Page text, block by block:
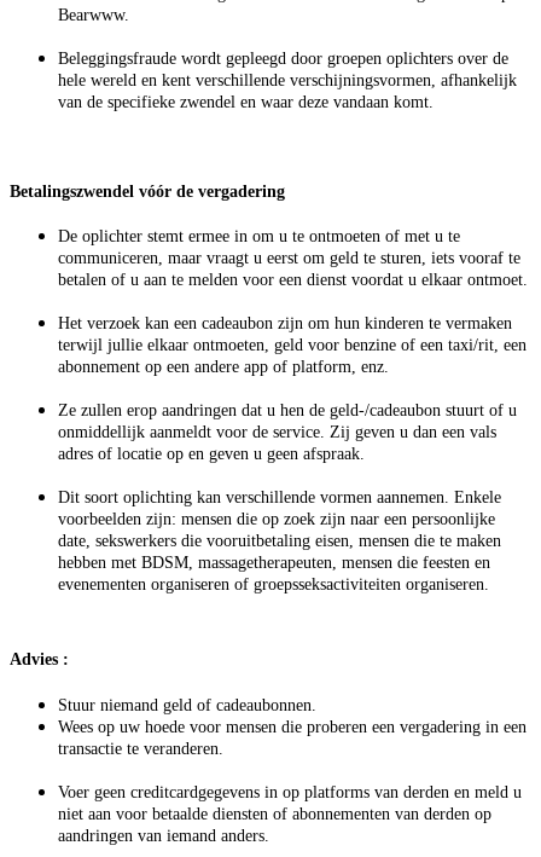
Bearwww.
Beleggingsfraude wordt gepleegd door groepen oplichters over de
hele wereld en kent verschillende verschijningsvormen, afhankelijk
van de specifieke zwendel en waar deze vandaan komt.
Betalingszwendel vóór de vergadering
De oplichter stemt ermee in om u te ontmoeten of met u te
communiceren, maar vraagt u eerst om geld te sturen, iets vooraf te
betalen of u aan te melden voor een dienst voordat u elkaar ontmoet.
Het verzoek kan een cadeaubon zijn om hun kinderen te vermaken
terwijl jullie elkaar ontmoeten, geld voor benzine of een taxi/rit, een
abonnement op een andere app of platform, enz.
Ze zullen erop aandringen dat u hen de geld-/cadeaubon stuurt of u
onmiddellijk aanmeldt voor de service. Zij geven u dan een vals
adres of locatie op en geven u geen afspraak.
Dit soort oplichting kan verschillende vormen aannemen. Enkele
voorbeelden zijn: mensen die op zoek zijn naar een persoonlijke
date, sekswerkers die vooruitbetaling eisen, mensen die te maken
hebben met BDSM, massagetherapeuten, mensen die feesten en
evenementen organiseren of groepsseksactiviteiten organiseren.
Advies :
Stuur niemand geld of cadeaubonnen.
Wees op uw hoede voor mensen die proberen een vergadering in een
transactie te veranderen.
Voer geen creditcardgegevens in op platforms van derden en meld u
niet aan voor betaalde diensten of abonnementen van derden op
aandringen van iemand anders.